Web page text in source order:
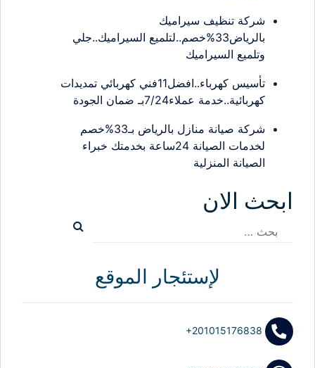
شركة تنظيف سيراميك
بالرياض33%خصم..لتلميع السيراميك..جلي
وتلميع السيراميك
تأسيس كهرباء..افضل11فني كهربائي تمديدات
كهربائية..خدمة عملاء7/24بـ ضمان الجودة
شركة صيانة منازل بالرياض بـ33%خصم
لخدمات الصيانة 24ساعة بخدمتك خبراء
الصيانة المنزلية
ابحث الان
البحث
لإستئجار الموقع
+201015176838